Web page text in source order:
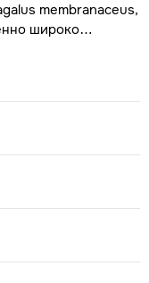
membranaceus,
широко
избавиться от
основным
шерстицветковый
максимально
Состав